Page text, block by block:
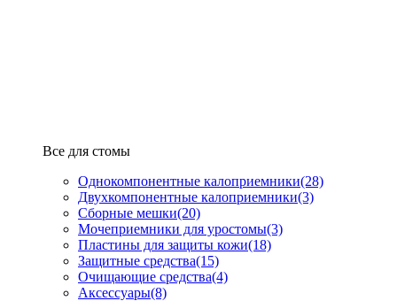
Все для стомы
Однокомпонентные калоприемники(28)
Двухкомпонентные калоприемники(3)
Сборные мешки(20)
Мочеприемники для уростомы(3)
Пластины для защиты кожи(18)
Защитные средства(15)
Очищающие средства(4)
Аксессуары(8)